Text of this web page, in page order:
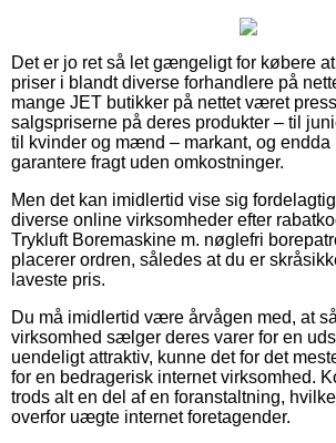
Det er jo ret så let gængeligt for købere
priser i blandt diverse forhandlere på
mange JET butikker på nettet været
salgspriserne på deres produkter – til
til kvinder og mænd – markant, og endda
garantere fragt uden omkostninger.
Men det kan imidlertid vise sig
diverse online virksomheder efter
Trykluft Boremaskine m. nøglefri
placerer ordren, således at du er
laveste pris.
Du må imidlertid være årvågen med, at
virksomhed sælger deres varer for en
uendeligt attraktiv, kunne det for det
for en bedragerisk internet virksomhed.
trods alt en del af en foranstaltning,
overfor uægte internet foretagender.